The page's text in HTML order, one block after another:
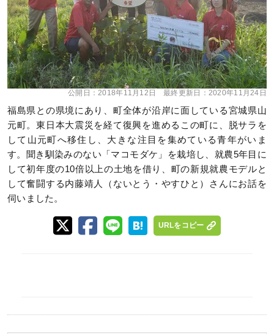
公開日：2018年11月12日 最終更新日： 2020年11月24日
福島県との県境にあり、町全体が沿岸に面している宮城県山
元町。東日本大震災を経て復興を進めるこの町に、脱サラを
して山元町へ移住し、大きな注目を集めている青年がいま
す。聞き馴染みのない「マコモダケ」を栽培し、就農5年目に
して初年度の10倍以上の土地を借り、町の新規就農モデルと
して奮闘する内藤靖人（ないとう・やすひと）さんにお話を
伺いました。
URLをコピー